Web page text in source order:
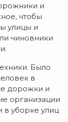
и
чтобы
улицы и
чиновники
Было
в
дорожки и
организации
уборке улиц